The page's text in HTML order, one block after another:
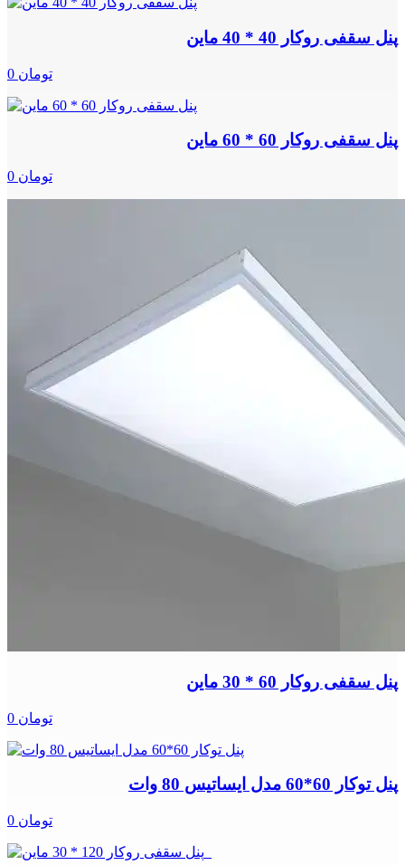
پنل سقفی روکار 40 * 40 ماین
0 تومان
پنل سقفی روکار 60 * 60 ماین
0 تومان
پنل سقفی روکار 60 * 30 ماین
0 تومان
پنل توکار 60*60 مدل ایساتیس 80 وات
0 تومان